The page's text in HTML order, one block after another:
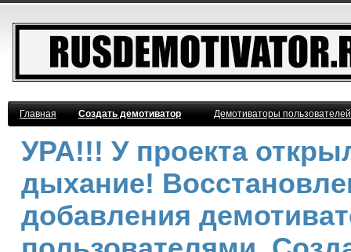
Главная Создать демотиватор Демотиваторы
УРА!!! У проекта
дыхание!
добавления